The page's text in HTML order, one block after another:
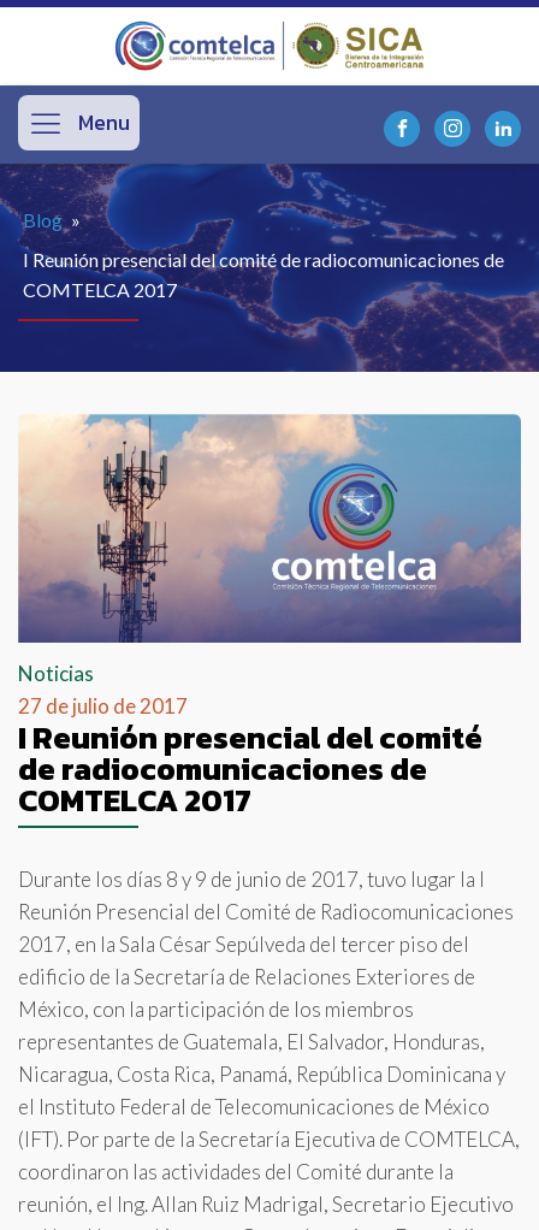
Menu
Blog »
I Reunión presencial del comité de radiocomunicaciones de
COMTELCA 2017
Noticias
27 de julio de 2017
I Reunión presencial del comité
de radiocomunicaciones de
COMTELCA 2017
Durante los días 8 y 9 de junio de 2017, tuvo lugar la I
Reunión Presencial del Comité de Radiocomunicaciones
2017, en la Sala César Sepúlveda del tercer piso del
edificio de la Secretaría de Relaciones Exteriores de
México, con la participación de los miembros
representantes de Guatemala, El Salvador, Honduras,
Nicaragua, Costa Rica, Panamá, República Dominicana y
el Instituto Federal de Telecomunicaciones de México
(IFT). Por parte de la Secretaría Ejecutiva de COMTELCA,
coordinaron las actividades del Comité durante la
reunión, el Ing. Allan Ruiz Madrigal, Secretario Ejecutivo